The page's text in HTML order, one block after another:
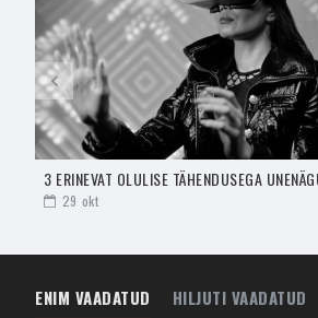
29 okt
ENIM VAADATUD HILJUTI VAADATUD